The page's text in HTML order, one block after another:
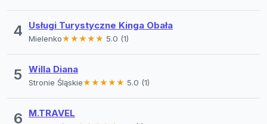
4 Usługi Turystyczne Kinga Obała
Mielenko★★★★★ 5.0 (1)
5 Willa Diana
Stronie Śląskie★★★★★ 5.0 (1)
6 M.TRAVEL